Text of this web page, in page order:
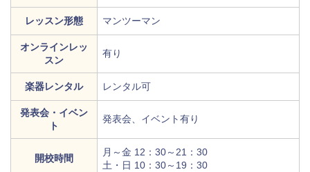
レッスン形態 マンツーマン
オンラインレッ
スン
有り
楽器レンタル レンタル可
発表会・イベン
ト
発表会、イベント有り
開校時間
月～金 12：30～21：30
土・日 10：30～19：30